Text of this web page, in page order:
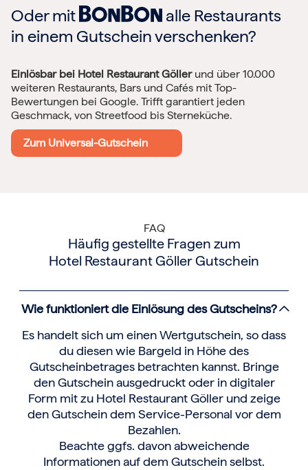
Oder mit
alle Restaurants
in einem Gutschein verschenken?
Einlösbar bei Hotel Restaurant Göllerund über 10.000
weiteren Restaurants, Bars und Cafés mit Top-
Bewertungen bei Google. Trifft garantiert jeden
Geschmack, von Streetfood bis Sterneküche.
Zum Universal-Gutschein
FAQ
Häufig gestellte Fragen zum
Hotel Restaurant Göller Gutschein
Wie funktioniert die Einlösung des Gutscheins?
Es handelt sich um einen Wertgutschein, so dass
du diesen wie Bargeld in Höhe des
Gutscheinbetrages betrachten kannst. Bringe
den Gutschein ausgedruckt oder in digitaler
Form mit zu Hotel Restaurant Göller und zeige
den Gutschein dem Service-Personal vor dem
Bezahlen.
Beachte ggfs. davon abweichende
Informationen auf dem Gutschein selbst.